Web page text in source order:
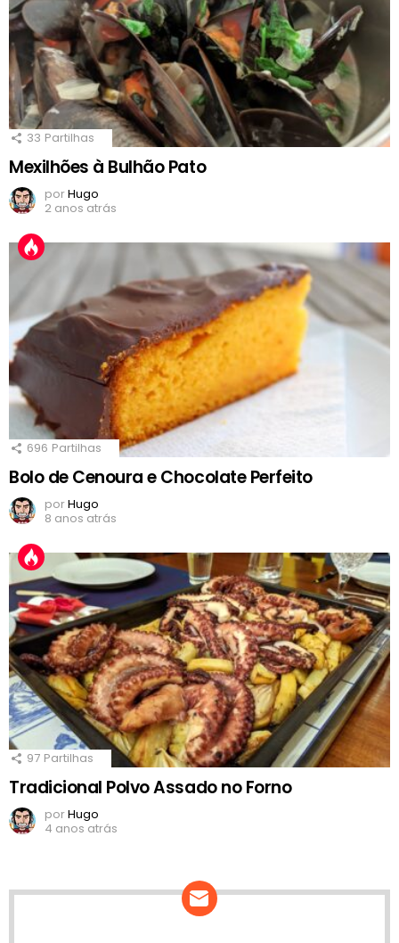
33 Partilhas
Mexilhões à Bulhão Pato
porHugo
2 anos atrás
696 Partilhas
Bolo de Cenoura e Chocolate Perfeito
porHugo
8 anos atrás
97 Partilhas
Tradicional Polvo Assado no Forno
porHugo
4 anos atrás